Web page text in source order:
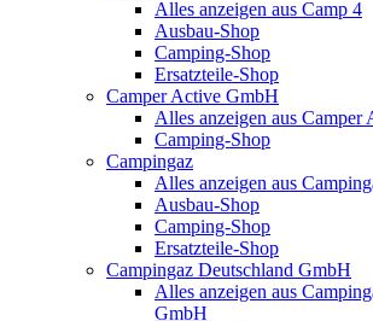
Alles anzeigen aus Camp 4
Ausbau-Shop
Camping-Shop
Ersatzteile-Shop
Camper Active GmbH
Alles anzeigen aus Camper
Camping-Shop
Campingaz
Alles anzeigen aus
Ausbau-Shop
Camping-Shop
Ersatzteile-Shop
Campingaz Deutschland GmbH
Alles anzeigen aus
GmbH